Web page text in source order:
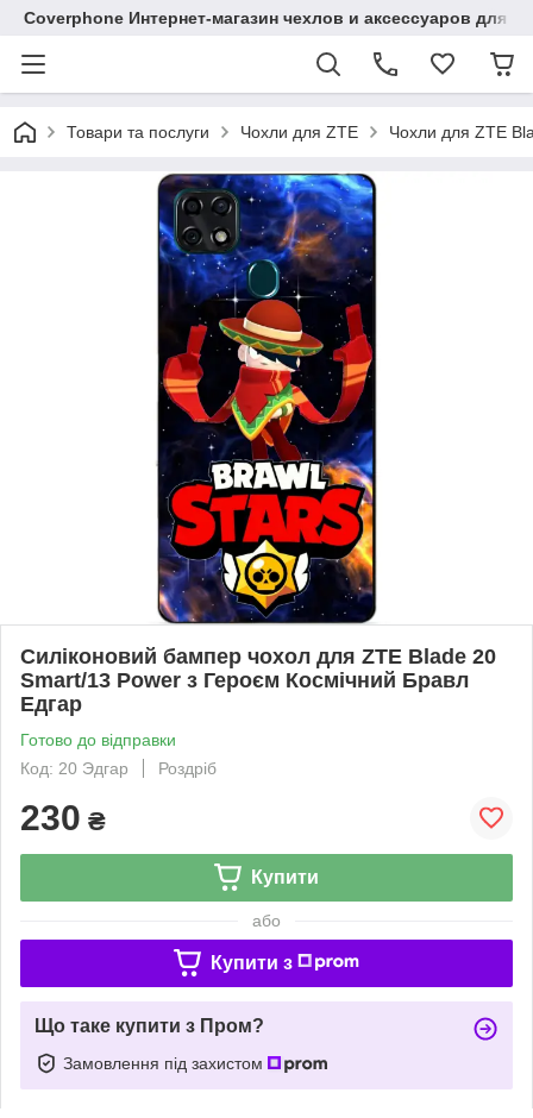
Coverphone Интернет-магазин чехлов и аксессуаров для
Товари та послуги Чохли для ZTE Чохли для ZTE
Силіконовий бампер чохол для ZTE Blade 20
Smart/13 Power з Героєм Космічний Бравл
Едгар
Готово до відправки
Код: 20 Эдгар
Роздріб
230 ₴
Купити
або
Купити з
Що таке купити з Пром?
Замовлення під захистом